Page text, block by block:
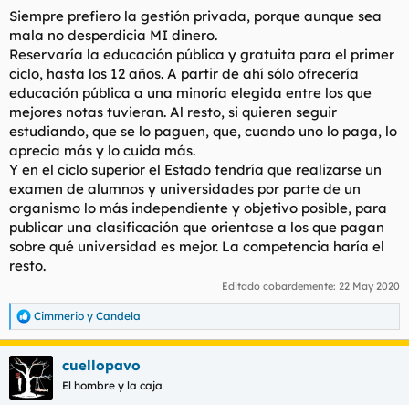
:
Siempre prefiero la gestión privada, porque aunque sea
mala no desperdicia MI dinero.
Reservaría la educación pública y gratuita para el primer
ciclo, hasta los 12 años. A partir de ahí sólo ofrecería
educación pública a una minoría elegida entre los que
mejores notas tuvieran. Al resto, si quieren seguir
estudiando, que se lo paguen, que, cuando uno lo paga, lo
aprecia más y lo cuida más.
Y en el ciclo superior el Estado tendría que realizarse un
examen de alumnos y universidades por parte de un
organismo lo más independiente y objetivo posible, para
publicar una clasificación que orientase a los que pagan
sobre qué universidad es mejor. La competencia haría el
resto.
Editado cobardemente: 22 May 2020
R
e
a
c
c
i
Cimmerio y Candela
cuellopavo
El hombre y la caja